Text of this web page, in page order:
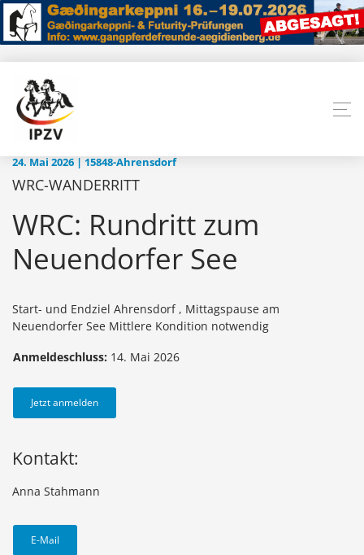
24. Mai 2026 | 15848-Ahrensdorf
WRC-WANDERRITT
WRC: Rundritt zum
Neuendorfer See
Start- und Endziel Ahrensdorf , Mittagspause am
Neuendorfer See Mittlere Kondition notwendig
Anmeldeschluss: 14. Mai 2026
Jetzt anmelden
Kontakt:
Anna Stahmann
E-Mail